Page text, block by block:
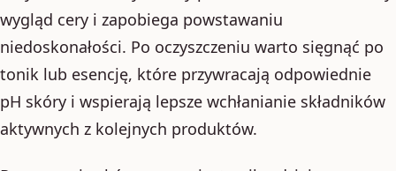
wygląd cery i zapobiega powstawaniu
niedoskonałości. Po oczyszczeniu warto sięgnąć po
tonik lub esencję, które przywracają odpowiednie
pH skóry i wspierają lepsze wchłanianie składników
aktywnych z kolejnych produktów.